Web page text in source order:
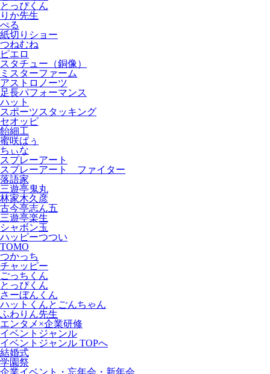
とっぴくん
りか先生
ぺる
紙切りショー
つねむね
ピエロ
スタチュー（銅像）
ミスターファーム
アストロノーツ
足長パフォーマンス
ハット
スポーツスタッキング
セオッピ
飴細工
蜜咲ばぅ
ちぃな
スプレーアート
スプレーアート ファイター
落語家
三遊亭鬼丸
林家木久彦
古今亭志ん五
三遊亭楽生
シャボン玉
ハッピーつつい
TOMO
つかっち
チャッピー
ごっちくん
とっぴくん
さーぼんくん
ハットくんとごんちゃん
ふわりん先生
エンタメ×企業研修
イベントジャンル
イベントジャンル TOPへ
結婚式
学園祭